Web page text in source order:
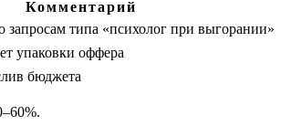
Комментарий
запросам типа «психолог при выгорании»
упаковки оффера
бюджета